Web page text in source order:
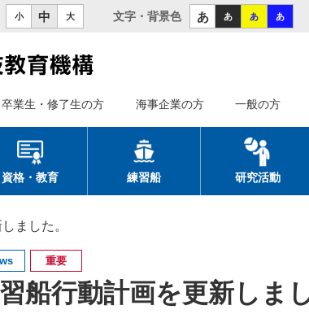
小 中 大 文字・背景色 あ あ あ あ
卒業生・修了生の方 海事企業の方 一般の方
資格・教育 練習船 研究活動
ました。
重要
船行動計画を更新しまし